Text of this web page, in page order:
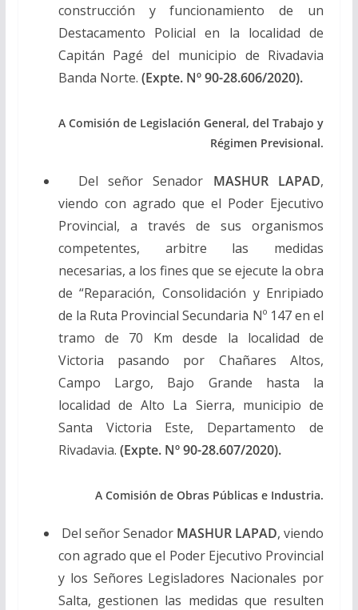
construcción y funcionamiento de un
Destacamento Policial en la localidad de
Capitán Pagé del municipio de Rivadavia
Banda Norte. (Expte. Nº 90-28.606/2020).
A Comisión de Legislación General, del Trabajo y
Régimen Previsional.
Del señor Senador MASHUR LAPAD,
viendo con agrado que el Poder Ejecutivo
Provincial, a través de sus organismos
competentes, arbitre las medidas
necesarias, a los fines que se ejecute la obra
de “Reparación, Consolidación y Enripiado
de la Ruta Provincial Secundaria Nº 147 en el
tramo de 70 Km desde la localidad de
Victoria pasando por Chañares Altos,
Campo Largo, Bajo Grande hasta la
localidad de Alto La Sierra, municipio de
Santa Victoria Este, Departamento de
Rivadavia. (Expte. Nº 90-28.607/2020).
A Comisión de Obras Públicas e Industria.
Del señor Senador MASHUR LAPAD, viendo
con agrado que el Poder Ejecutivo Provincial
y los Señores Legisladores Nacionales por
Salta, gestionen las medidas que resulten